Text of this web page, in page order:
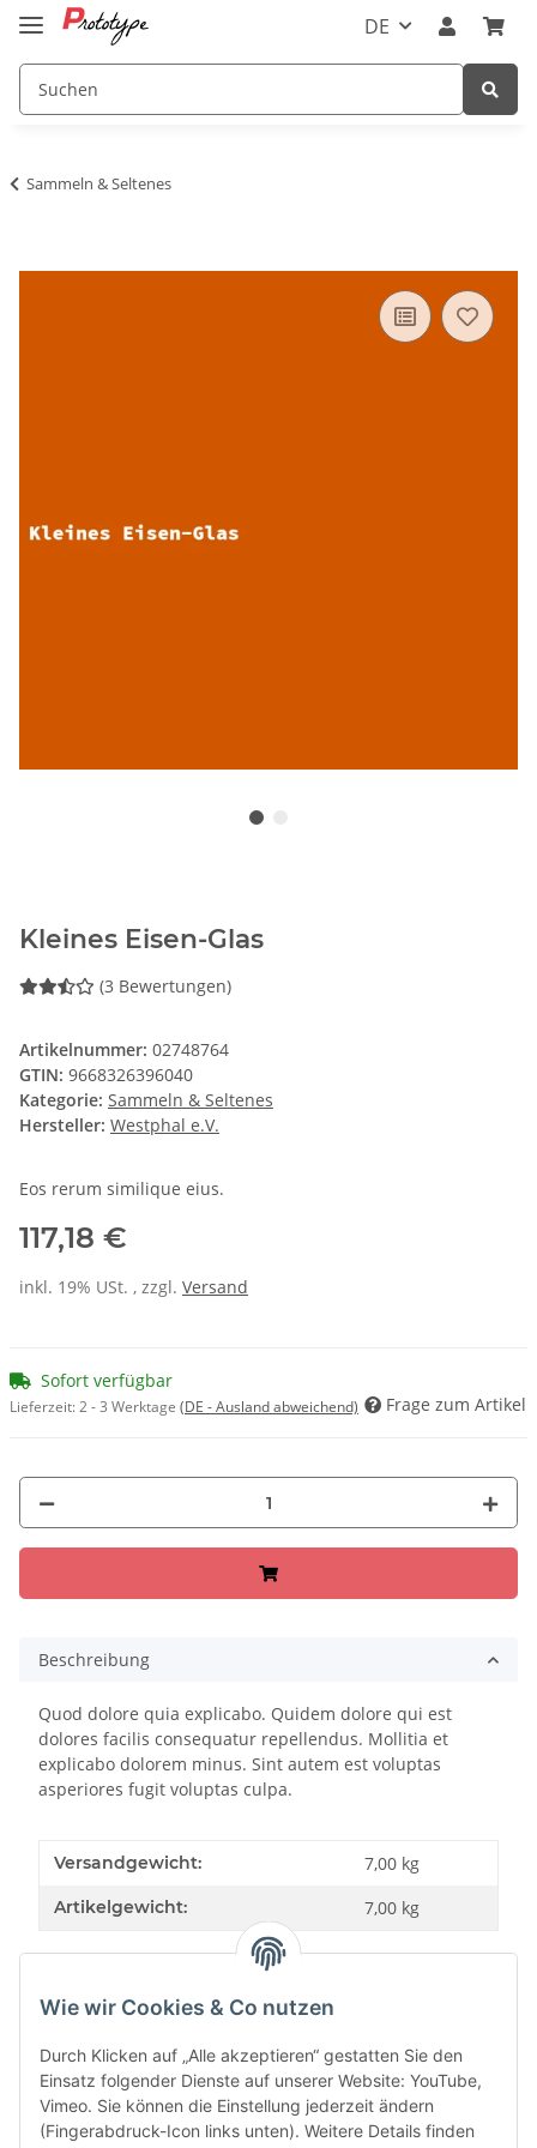
DE
Sammeln & Seltenes
Kleines Eisen-Glas
(3 Bewertungen)
Artikelnummer: 02748764
GTIN: 9668326396040
Kategorie: Sammeln & Seltenes
Hersteller: Westphal e.V.
Eos rerum similique eius.
117,18 €
inkl. 19% USt. , zzgl. Versand
Sofort verfügbar
Lieferzeit:2 - 3 Werktage (DE - Ausland abweichend) Frage zum Artikel
Beschreibung
Quod dolore quia explicabo. Quidem dolore qui est
dolores facilis consequatur repellendus. Mollitia et
explicabo dolorem minus. Sint autem est voluptas
asperiores fugit voluptas culpa.
Versandgewicht: 7,00 kg
Artikelgewicht: 7,00 kg
Bewertungen
Wie wir Cookies & Co nutzen
Durch Klicken auf „Alle akzeptieren“ gestatten Sie den
Einsatz folgender Dienste auf unserer Website: YouTube,
Vimeo. Sie können die Einstellung jederzeit ändern
(Fingerabdruck-Icon links unten). Weitere Details finden